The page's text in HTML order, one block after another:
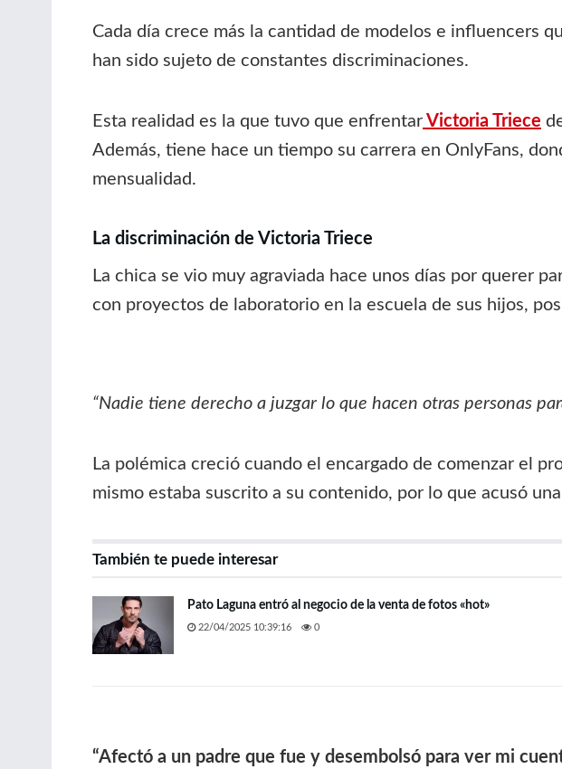
Cada día crece más la cantidad de modelos e influencers
han sido sujeto de constantes discriminaciones.
Esta realidad es la que tuvo que enfrentar Victoria Triece
Además, tiene hace un tiempo su carrera en OnlyFans,
mensualidad.
La discriminación de Victoria Triece
La chica se vio muy agraviada hace unos días por querer
con proyectos de laboratorio en la escuela de sus hijos,
“Nadie tiene derecho a juzgar lo que hacen otras personas
La polémica creció cuando el encargado de comenzar el
mismo estaba suscrito a su contenido, por lo que acusó una
También te puede interesar
Pato Laguna entró al negocio de la venta de fotos «hot»
22/04/2025 10:39:16 0
“Afectó a un padre que fue y desembolsó para ver mi